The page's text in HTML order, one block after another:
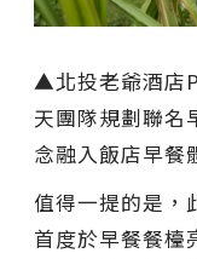
▲北投老爺酒店
天團隊規劃聯名
念融入飯店早餐
值得一提的是，
首度於早餐餐檯